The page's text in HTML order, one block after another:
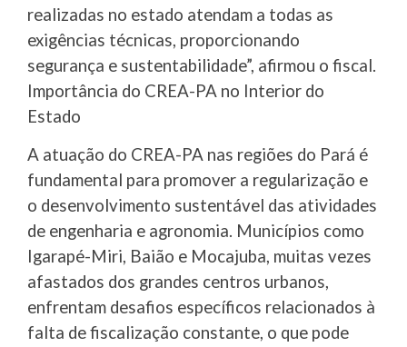
realizadas no estado atendam a todas as
exigências técnicas, proporcionando
segurança e sustentabilidade”, afirmou o fiscal.
Importância do CREA-PA no Interior do
Estado
A atuação do CREA-PA nas regiões do Pará é
fundamental para promover a regularização e
o desenvolvimento sustentável das atividades
de engenharia e agronomia. Municípios como
Igarapé-Miri, Baião e Mocajuba, muitas vezes
afastados dos grandes centros urbanos,
enfrentam desafios específicos relacionados à
falta de fiscalização constante, o que pode